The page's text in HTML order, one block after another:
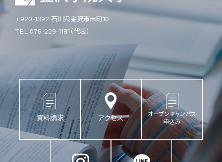
〒920-1392 石川県金沢市末町10
TEL 076-229-1181（代表）
資料請求 アクセス
オープンキャンパス
申込み